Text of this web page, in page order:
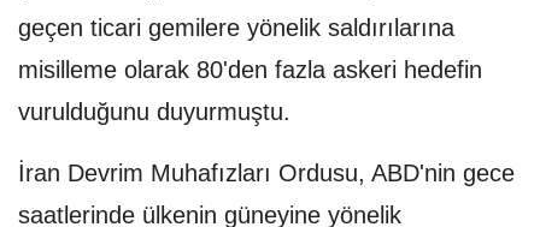
geçen ticari gemilere yönelik saldırılarına
misilleme olarak 80'den fazla askeri hedefin
vurulduğunu duyurmuştu.
İran Devrim Muhafızları Ordusu, ABD'nin gece
saatlerinde ülkenin güneyine yönelik